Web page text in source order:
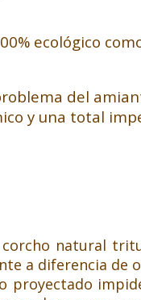
ecológico
del
y una total
natural
a diferencia de
proyectado